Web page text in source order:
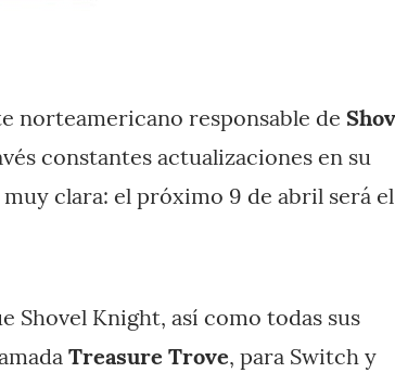
norteamericano responsable de
constantes actualizaciones en su
clara: el próximo 9 de abril será el
Shovel Knight, así como todas sus
Treasure Trove, para Switch y